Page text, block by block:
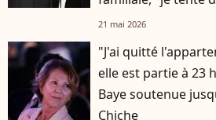
d'avis"
21 mai 2026
"J'ai quitté
elle est partie à 23
Baye soutenue
Chiche